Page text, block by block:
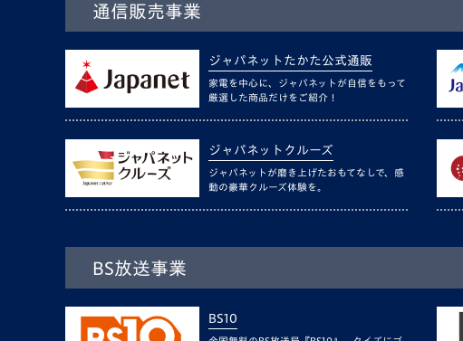
通信販売事業
ジャパネットたかた公式通販
家電を中心に、ジャパネットが自信をもって
厳選した商品だけをご紹介！
ジャパネットクルーズ
ジャパネットが磨き上げたおもてなしで、感
動の豪華クルーズ体験を。
BS放送事業
BS10